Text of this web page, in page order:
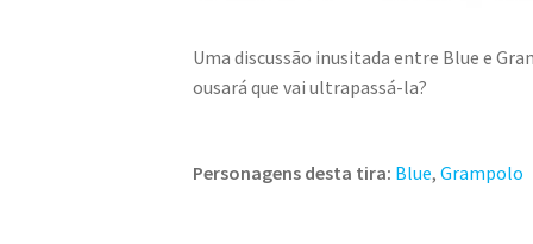
Uma discussão inusitada entre Blue e
ousará que vai ultrapassá-la?
Personagens desta tira: Blue,Grampolo